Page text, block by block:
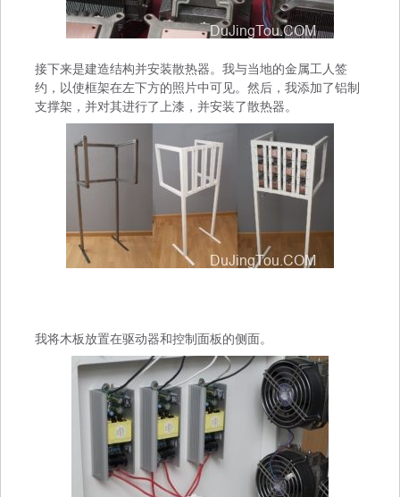
接下来是建造结构并安装散热器。我与当地的金属工人签
约，以使框架在左下方的照片中可见。然后，我添加了铝制
支撑架，并对其进行了上漆，并安装了散热器。
我将木板放置在驱动器和控制面板的侧面。